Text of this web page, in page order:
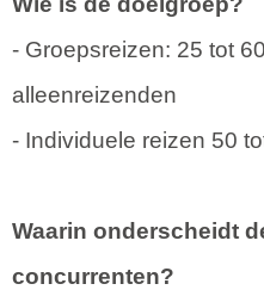
- Groepsreizen: 25 tot
alleenreizenden
- Individuele reizen 50
Waarin onderscheidt
concurrenten?